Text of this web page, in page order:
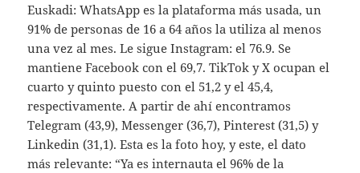
Euskadi: WhatsApp es la plataforma más usada, un
91% de personas de 16 a 64 años la utiliza al menos
una vez al mes. Le sigue Instagram: el 76.9. Se
mantiene Facebook con el 69,7. TikTok y X ocupan el
cuarto y quinto puesto con el 51,2 y el 45,4,
respectivamente. A partir de ahí encontramos
Telegram (43,9), Messenger (36,7), Pinterest (31,5) y
Linkedin (31,1). Esta es la foto hoy, y este, el dato
más relevante: “Ya es internauta el 96% de la